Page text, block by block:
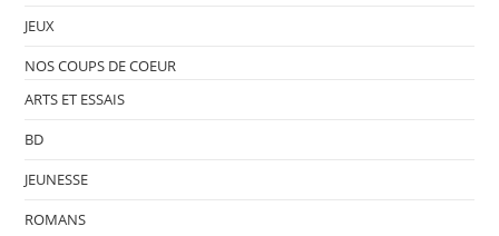
JEUX
NOS COUPS DE COEUR
ARTS ET ESSAIS
BD
JEUNESSE
ROMANS